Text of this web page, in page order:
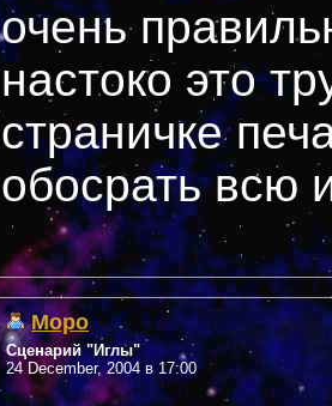
очень
настоко это
страничке
обосрать всю
Mopo
Сценарий "Иглы"
24 December, 2004 в 17:00